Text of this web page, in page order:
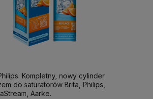
Kompletny, nowy cylinder
do saturatorów Brita, Philips,
Aarke.